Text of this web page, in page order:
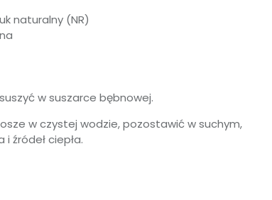
naturalny (NR)
w suszarce bębnowej.
w czystej wodzie, pozostawić w suchym,
źródeł ciepła.